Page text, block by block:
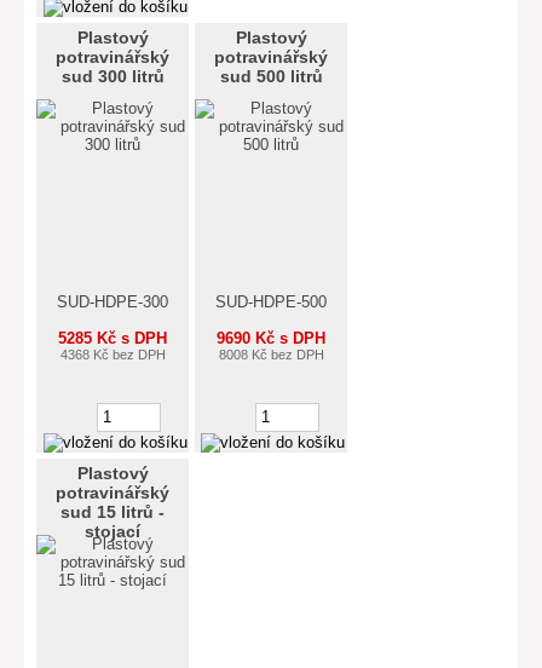
Plastový
potravinářský
sud 300 litrů
SUD-HDPE-300
5285 Kč s DPH
4368 Kč bez DPH
Plastový
potravinářský
sud 500 litrů
SUD-HDPE-500
9690 Kč s DPH
8008 Kč bez DPH
Plastový
potravinářský
sud 15 litrů -
stojací